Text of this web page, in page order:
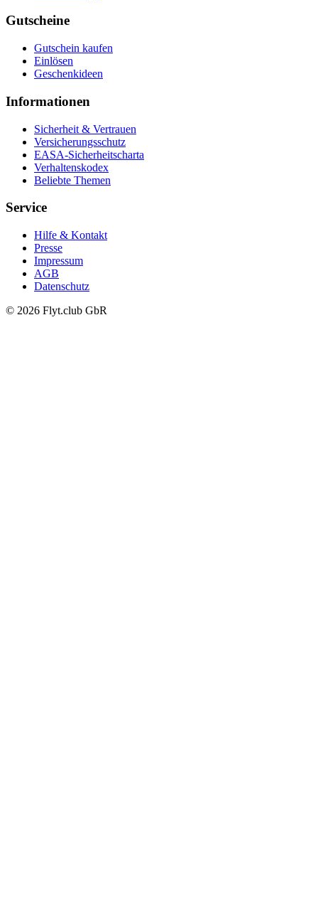
Gutscheine
Gutschein kaufen
Einlösen
Geschenkideen
Informationen
Sicherheit & Vertrauen
Versicherungsschutz
EASA-Sicherheitscharta
Verhaltenskodex
Beliebte Themen
Service
Hilfe & Kontakt
Presse
Impressum
AGB
Datenschutz
© 2026 Flyt.club GbR